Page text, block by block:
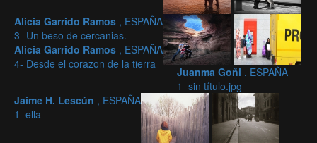
Alicia Garrido Ramos , ESPAÑA
3- Un beso de cercanias.
Alicia Garrido Ramos , ESPAÑA
4- Desde el corazon de la tierra
Juanma Goñi , ESPAÑA
1_sin título.jpg
Jaime H. Lescún , ESPAÑA
1_ella